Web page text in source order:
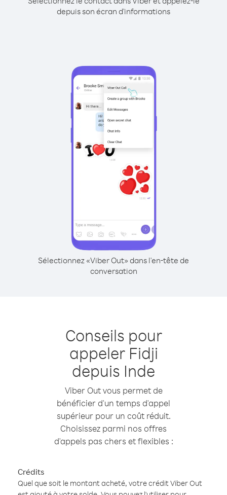
depuis son écran d'informations
Sélectionnez «Viber Out» dans l'en-tête de
conversation
Conseils pour
appeler Fidji
depuis Inde
Viber Out vous permet de
bénéficier d'un temps d'appel
supérieur pour un coût réduit.
Choisissez parmi nos offres
d'appels pas chers et flexibles :
Crédits
Quel que soit le montant acheté, votre crédit Viber Out